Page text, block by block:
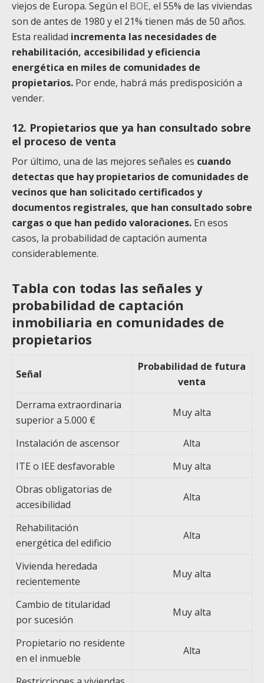
viejos de Europa. Según el BOE, el 55% de las viviendas
son de antes de 1980 y el 21% tienen más de 50 años.
Esta realidad incrementa las necesidades de
rehabilitación, accesibilidad y eficiencia
energética en miles de comunidades de
propietarios. Por ende, habrá más predisposición a
vender.
12. Propietarios que ya han consultado sobre
el proceso de venta
Por último, una de las mejores señales es cuando
detectas que hay propietarios de comunidades de
vecinos que han solicitado certificados y
documentos registrales, que han consultado sobre
cargas o que han pedido valoraciones. En esos
casos, la probabilidad de captación aumenta
considerablemente.
Tabla con todas las señales y
probabilidad de captación
inmobiliaria en comunidades de
propietarios
Señal
Probabilidad de futura
venta
Derrama extraordinaria
superior a 5.000 €
Muy alta
Instalación de ascensor
Alta
ITE o IEE desfavorable
Muy alta
Obras obligatorias de
accesibilidad
Alta
Rehabilitación
energética del edificio
Alta
Vivienda heredada
recientemente
Muy alta
Cambio de titularidad
por sucesión
Muy alta
Propietario no residente
en el inmueble
Alta